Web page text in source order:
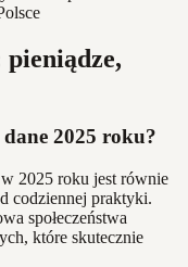
2025 roku?
2025 roku jest równie
codziennej praktyki.
społeczeństwa
które skutecznie